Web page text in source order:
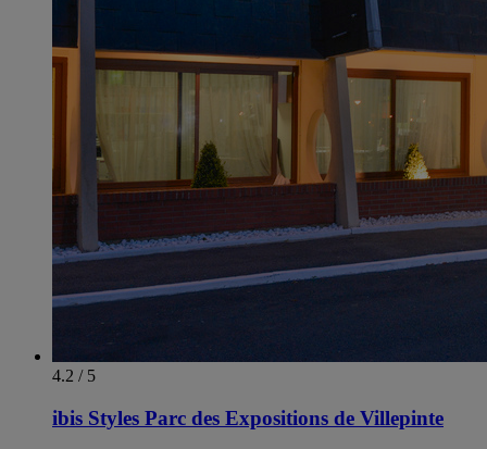
4.2 / 5
ibis Styles Parc des Expositions de Villepinte